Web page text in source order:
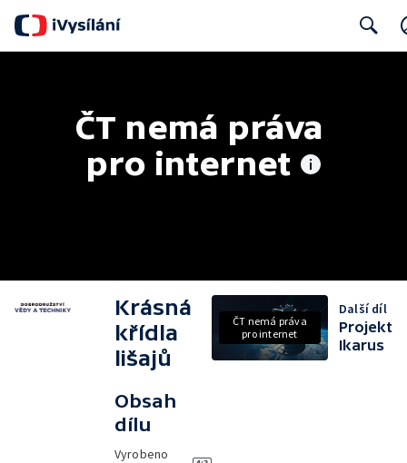
ČT nemá práva
pro internet
Krásná
křídla
lišajů
Obsah
dílu
Vyrobeno
ČT nemá práva
pro internet
Další díl
Projekt
Ikarus